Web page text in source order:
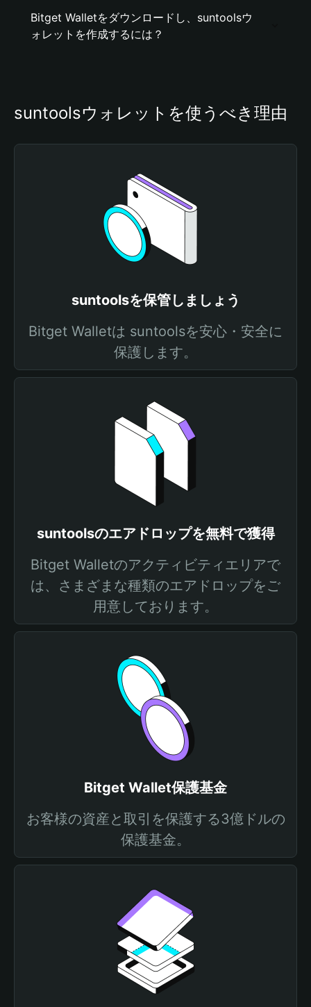
Bitget Walletをダウンロードし、suntoolsウ
ォレットを作成するには？
suntoolsウォレットを使うべき理由
suntoolsを保管しましょう
Bitget Walletは suntoolsを安心・安全に
保護します。
suntoolsのエアドロップを無料で獲得
Bitget Walletのアクティビティエリアで
は、さまざまな種類のエアドロップをご
用意しております。
Bitget Wallet保護基金
お客様の資産と取引を保護する3億ドルの
保護基金。